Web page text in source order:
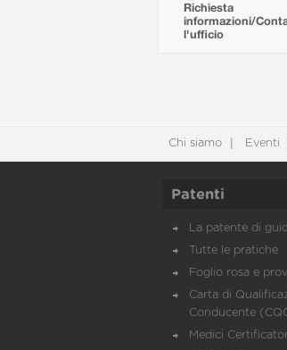
Richiesta
informazioni/
l'ufficio
Chi siamo Eventi
Patenti
La patente di
Tutte le pratiche
Foglio rosa e
Carta di
Conducente
Medici